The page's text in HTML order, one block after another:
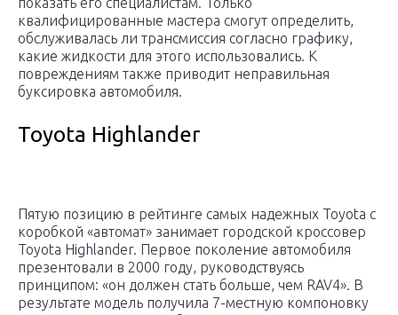
квалифицированные мастера смогут определить,
обслуживалась ли трансмиссия согласно графику,
какие жидкости для этого использовались. К
повреждениям также приводит неправильная
буксировка автомобиля.
Toyota Highlander
Пятую позицию в рейтинге самых надежных Toyota с
коробкой «автомат» занимает городской кроссовер
Toyota Highlander. Первое поколение автомобиля
презентовали в 2000 году, руководствуясь
принципом: «он должен стать больше, чем RAV4». В
результате модель получила 7-местную компоновку